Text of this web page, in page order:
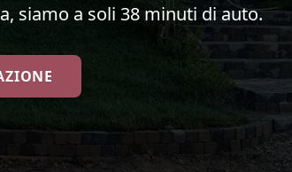
siamo a soli 38 minuti di auto.